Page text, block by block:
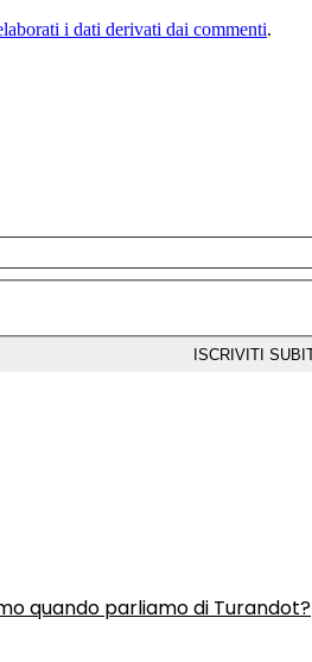
i dati derivati dai commenti.
quando parliamo di Turandot?